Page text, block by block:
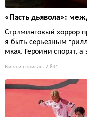
«Пасть дьявола»:
Стриминговый хоррор
я быть серьезным
мках. Героини спорят, а
Кино и сериалы 7 831